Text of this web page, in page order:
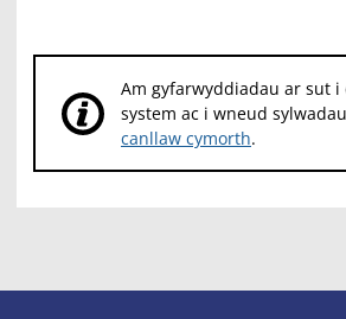
Am gyfarwyddiadau ar sut i
system ac i wneud
canllaw cymorth.